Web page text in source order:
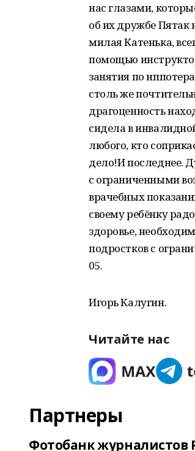
нас глазами,
об их дружбе Пятак
милая Катенька,
помощью
занятия по
столь же
драгоценность
сидела в
любого, кто
дело!И последнее.
с ограниченными
врачебных
своему ребёнку
здоровье,
подростков с
05.
Игорь Калугин.
Читайте нас
Партнеры
Фотобанк журналистов